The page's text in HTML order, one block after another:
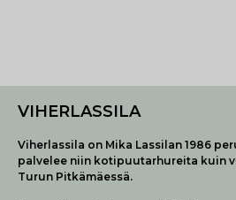
VIHERLASSILA
Viherlassila on Mika Lassilan 1986
palvelee niin kotipuutarhureita kuin
Turun Pitkämäessä.